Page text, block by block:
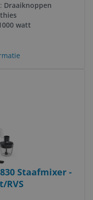
Draaiknoppen
watt
Staafmixer -
RVS